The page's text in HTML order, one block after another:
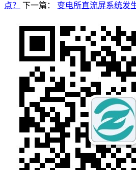
点？
下一篇： 变电所直流屏系统发